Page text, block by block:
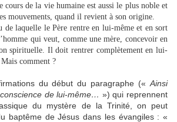
cours de la vie humaine est aussi le plus noble et
mouvements, quand il revient à son origine.
de laquelle le Père rentre en lui-même et en sort
qui veut, comme une mère, concevoir en
spirituelle. Il doit rentrer complètement en lui-
comment ?
du début du paragraphe (« Ainsi
de lui-même… ») qui reprennent
du mystère de la Trinité, on peut
baptême de Jésus dans les évangiles : «